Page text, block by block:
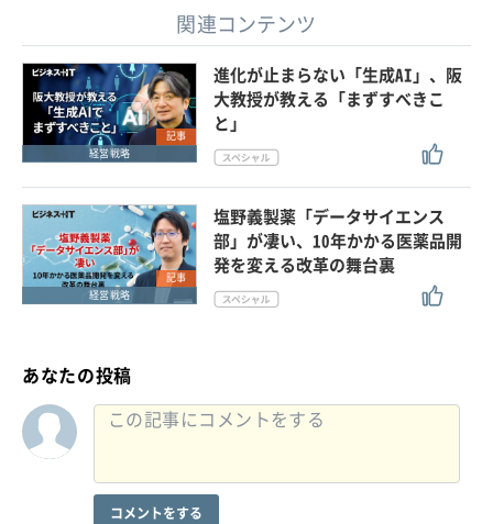
関連コンテンツ
記事
経営戦略
進化が止まらない「生成AI」、阪
大教授が教える「まずすべきこ
と」
記事
経営戦略
塩野義製薬「データサイエンス
部」が凄い、10年かかる医薬品開
発を変える改革の舞台裏
あなたの投稿
コメントをする